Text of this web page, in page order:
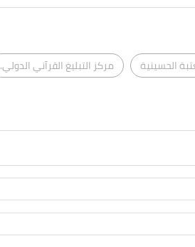
الحسينية مركز التبليغ القرآني الدولي.